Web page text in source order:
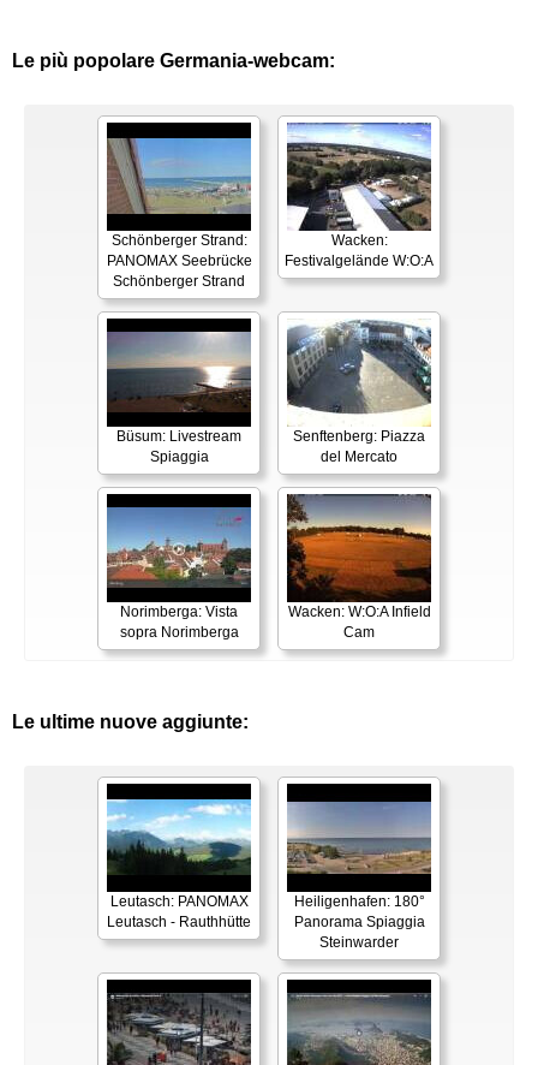
Le più popolare Germania-webcam:
Schönberger Strand:
PANOMAX Seebrücke
Schönberger Strand
Wacken:
Festivalgelände W:O:A
Büsum: Livestream
Spiaggia
Senftenberg: Piazza
del Mercato
Norimberga: Vista
sopra Norimberga
Wacken: W:O:A Infield
Cam
Le ultime nuove aggiunte:
Leutasch: PANOMAX
Leutasch - Rauthhütte
Heiligenhafen: 180°
Panorama Spiaggia
Steinwarder